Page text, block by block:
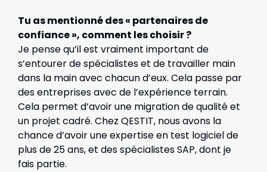
Tu as mentionné des « partenaires de
confiance », comment les choisir ?
Je pense qu’il est vraiment important de
s’entourer de spécialistes et de travailler main
dans la main avec chacun d’eux. Cela passe par
des entreprises avec de l’expérience terrain.
Cela permet d’avoir une migration de qualité et
un projet cadré. Chez QESTIT, nous avons la
chance d’avoir une expertise en test logiciel de
plus de 25 ans, et des spécialistes SAP, dont je
fais partie.